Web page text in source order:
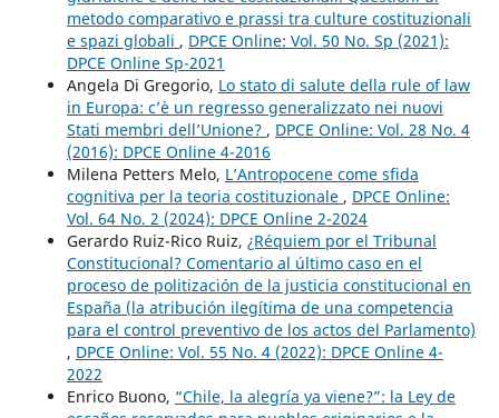
metodo comparativo e prassi tra culture costituzionali
e spazi globali , DPCE Online: Vol. 50 No. Sp (2021):
DPCE Online Sp-2021
Angela Di Gregorio, Lo stato di salute della rule of law
in Europa: c’è un regresso generalizzato nei nuovi
Stati membri dell’Unione? , DPCE Online: Vol. 28 No. 4
(2016): DPCE Online 4-2016
Milena Petters Melo, L’Antropocene come sfida
cognitiva per la teoria costituzionale , DPCE Online:
Vol. 64 No. 2 (2024): DPCE Online 2-2024
Gerardo Ruiz-Rico Ruiz, ¿Réquiem por el Tribunal
Constitucional? Comentario al último caso en el
proceso de politización de la justicia constitucional en
España (la atribución ilegítima de una competencia
para el control preventivo de los actos del Parlamento)
, DPCE Online: Vol. 55 No. 4 (2022): DPCE Online 4-
2022
Enrico Buono, “Chile, la alegría ya viene?”: la Ley de